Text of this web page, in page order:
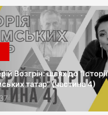
Возгрін: шлях до “Історії
татар” (частина 4)